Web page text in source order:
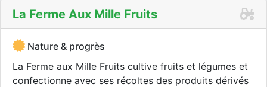
La Ferme Aux Mille Fruits
Nature & progrès
La Ferme aux Mille Fruits cultive fruits et légumes et
confectionne avec ses récoltes des produits dérivés